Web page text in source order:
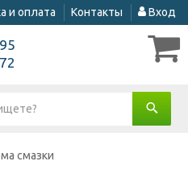
и оплата Контакты Вход
смазки